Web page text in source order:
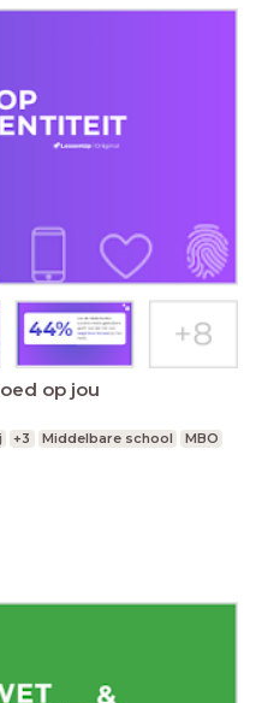
op jou
+3 Middelbare school
MBO